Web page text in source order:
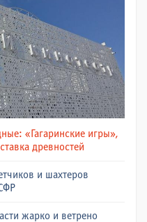
«Гагаринские игры»,
древностей
и шахтеров
жарко и ветрено